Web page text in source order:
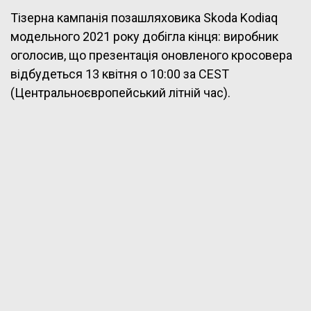
Тізерна кампанія позашляховика Skoda Kodiaq
модельного 2021 року добігла кінця: виробник
оголосив, що презентація оновленого кросовера
відбудеться 13 квітня о 10:00 за CEST
(Центральноєвропейський літній час).